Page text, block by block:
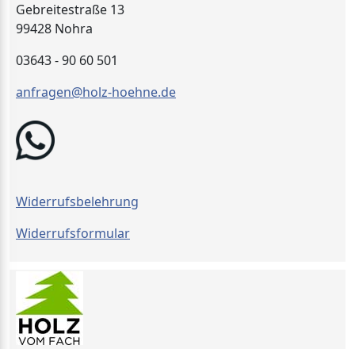
Gebreitestraße 13
99428 Nohra
03643 - 90 60 501
anfragen@holz-hoehne.de
Widerrufsbelehrung
Widerrufsformular